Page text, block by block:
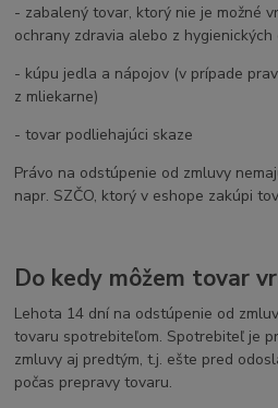
- zabalený tovar, ktorý nie je možné
ochrany zdravia alebo z hygienických
- kúpu jedla a nápojov (v prípade
z mliekarne)
- tovar podliehajúci skaze
Právo na odstúpenie od zmluvy
napr. SZČO, ktorý v eshope zakúpi
Do kedy môžem tovar
Lehota 14 dní na odstúpenie od
tovaru spotrebiteľom. Spotrebiteľ je
zmluvy aj predtým, t.j. ešte pred
počas prepravy tovaru.